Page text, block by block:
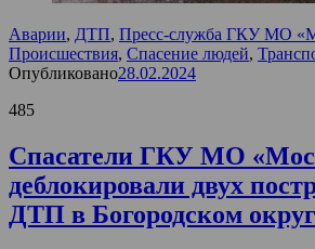
Аварии, ДТП, Пресс-служба ГКУ МО
Происшествия, Спасение людей,
Опубликовано28.02.2024
485
Спасатели ГКУ МО
деблокировали двух
ДТП в Богородском